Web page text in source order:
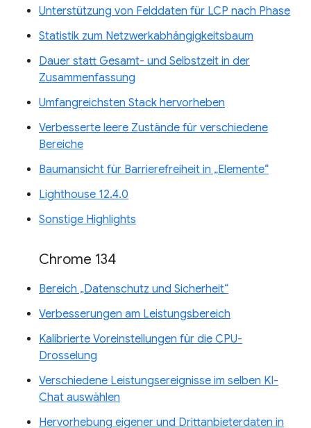
Unterstützung von Felddaten für LCP nach Phase
Statistik zum Netzwerkabhängigkeitsbaum
Dauer statt Gesamt- und Selbstzeit in der
Zusammenfassung
Umfangreichsten Stack hervorheben
Verbesserte leere Zustände für verschiedene
Bereiche
Baumansicht für Barrierefreiheit in „Elemente“
Lighthouse 12.4.0
Sonstige Highlights
Chrome 134
Bereich „Datenschutz und Sicherheit“
Verbesserungen am Leistungsbereich
Kalibrierte Voreinstellungen für die CPU-
Drosselung
Verschiedene Leistungsereignisse im selben KI-
Chat auswählen
Hervorhebung eigener und Drittanbieterdaten in